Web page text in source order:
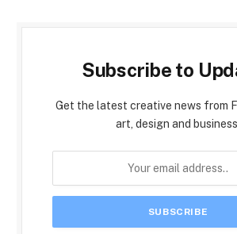
Subscribe to
Get the latest creative news from
art, design and